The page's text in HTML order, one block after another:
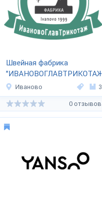
Швейная фабрика
"ИВАНОВОГЛАВТРИКОТАЖ"
Иваново 3
0 отзывов